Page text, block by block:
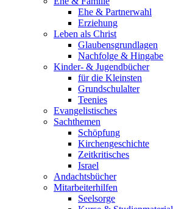
Ehe & Partnerwahl
Erziehung
Leben als Christ
Glaubensgrundlagen
Nachfolge & Hingabe
Kinder- & Jugendbücher
für die Kleinsten
Grundschulalter
Teenies
Evangelistisches
Sachthemen
Schöpfung
Kirchengeschichte
Zeitkritisches
Israel
Andachtsbücher
Mitarbeiterhilfen
Seelsorge